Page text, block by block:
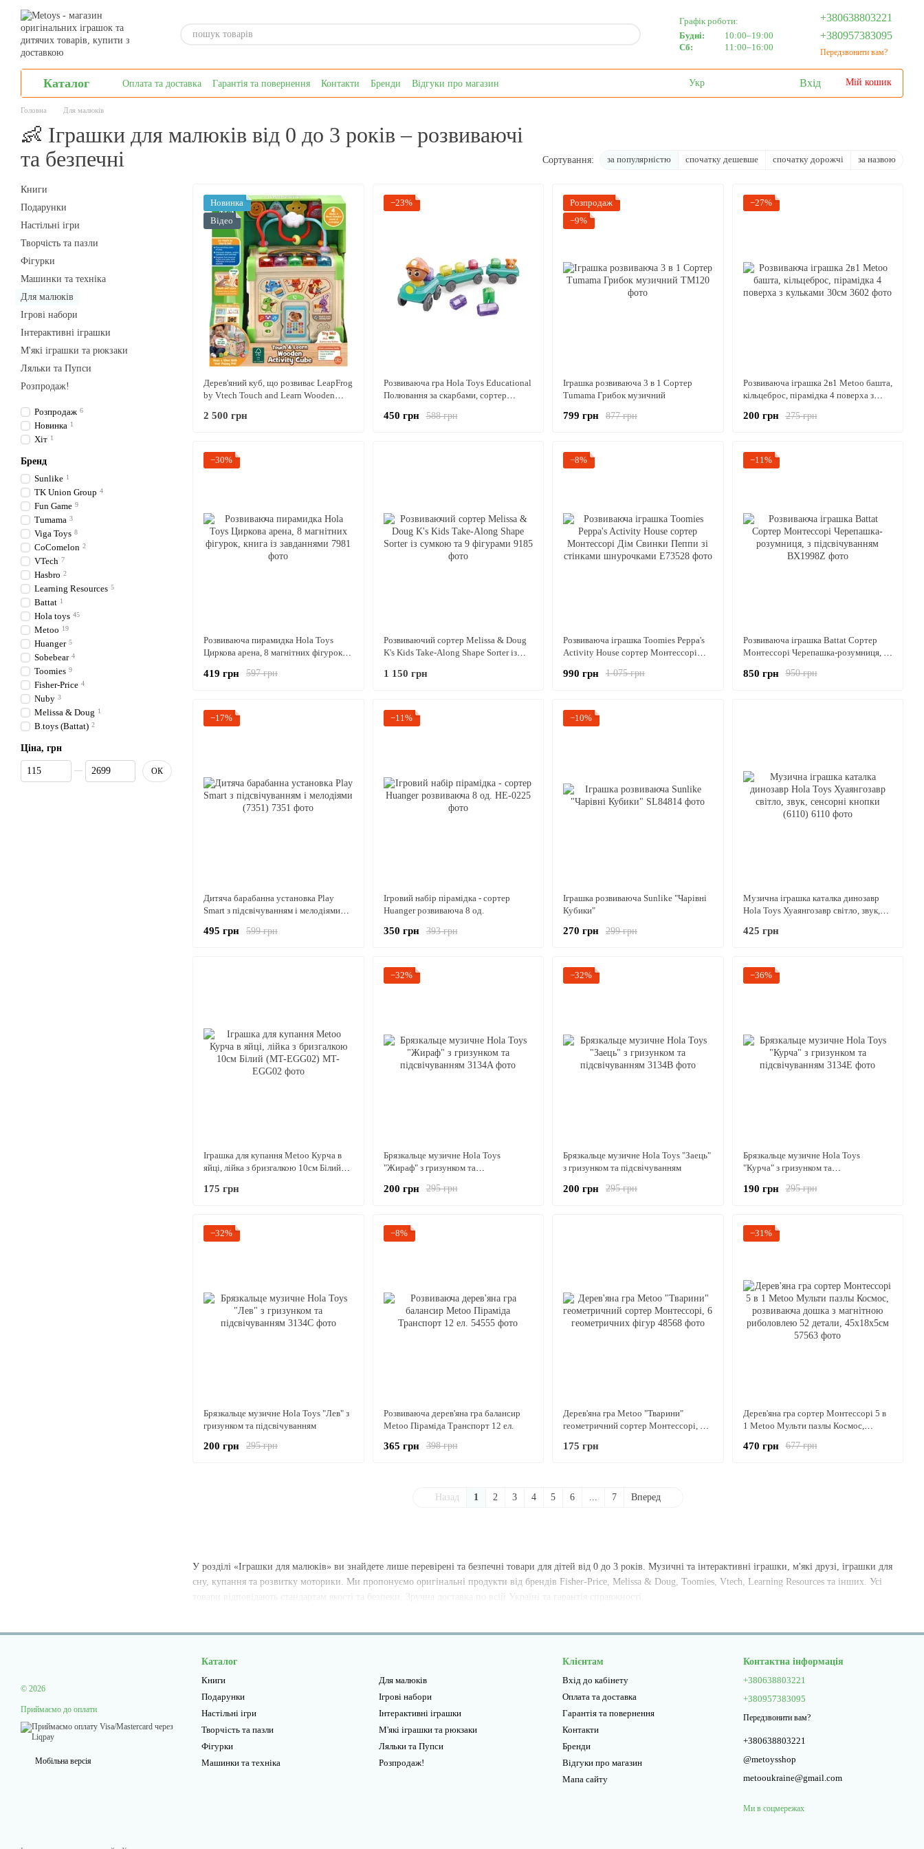
Перейти до основного контенту
Графік роботи:
Будні:
10:00–19:00
Сб:
11:00–16:00
+380638803221
+380957383095
Передзвонити вам?
Каталог Оплата та доставка Гарантiя та повернення Контакти Бренди Відгуки про магазин Укр Вхід Мій кошик
Головна Для малюків
👶 Іграшки для малюків від 0 до 3 років – розвиваючі
та безпечні
Сортування: за популярністю спочатку дешевше спочатку дорожчі за назвою
У розділі «Іграшки для малюків» ви знайдете лише перевірені та безпечні товари для дітей від 0 до 3 років. Музичні та інтерактивні іграшки, м'які друзі, іграшки для
сну, купання та розвитку моторики. Ми пропонуємо оригінальні продукти від брендів Fisher-Price, Melissa & Doug, Toomies, Vtech, Learning Resources та інших. Усі
товари відповідають стандартам якості та безпеки. Зручна доставка по всій Україні та гарантія справжності.
Новинка
Відео
Дерев'яний куб, що розвиває LeapFrog
by Vtech Touch and Learn Wooden
2 500 грн
−23%
Розвиваюча гра Hola Toys Educational
Полювання за скарбами, сортер
588 грн
450 грн
Розпродаж
−9%
Іграшка розвиваюча 3 в 1 Сортер
Tumama Грибок музичний
877 грн
799 грн
−27%
Розвиваюча іграшка 2в1 Metoo башта,
кільцеброс, пірамідка 4 поверха з
275 грн
200 грн
−30%
Розвиваюча пирамидка Hola Toys
Циркова арена, 8 магнітних фігурок,
597 грн
419 грн
Розвиваючий сортер Melissa & Doug
K's Kids Take-Along Shape Sorter із
1 150 грн
−8%
Розвиваюча іграшка Toomies Peppa's
Activity House сортер Монтессорі
шнурочками1 075 грн
990 грн
−11%
Розвиваюча іграшка Battat Сортер
Монтессорі Черепашка-розумниця, з
950 грн
850 грн
−17%
Дитяча барабанна установка Play
Smart з підсвічуванням і мелодіями
599 грн
495 грн
−11%
Ігровий набір пірамідка - сортер
Huanger розвиваюча 8 од.
393 грн
350 грн
−10%
Іграшка розвиваюча Sunlike "Чарівні
Кубики"
299 грн
270 грн
Музична іграшка каталка динозавр
Hola Toys Хуаянгозавр світло, звук,
425 грн
Іграшка для купання Metoo Курча в
яйці, лійка з бризгалкою 10см Білий
175 грн
−32%
Брязкальце музичне Hola Toys
"Жираф" з гризунком та
295 грн
200 грн
−32%
Брязкальце музичне Hola Toys "Заець"
з гризунком та підсвічуванням
295 грн
200 грн
−36%
Брязкальце музичне Hola Toys
"Курча" з гризунком та
295 грн
190 грн
−32%
Брязкальце музичне Hola Toys "Лев" з
гризунком та підсвічуванням
295 грн
200 грн
−8%
Розвиваюча дерев'яна гра балансир
Metoo Піраміда Транспорт 12 ел.
398 грн
365 грн
Дерев'яна гра Metoo "Тварини"
геометричний сортер Монтессорі, 6
175 грн
−31%
Дерев'яна гра сортер Монтессорі 5 в
1 Metoo Мульти пазлы Космос,
риболовлею 52 детали, 45х18х5см
677 грн
470 грн
Назад 1 2 3 4 5 6 7 Вперед
Книги
Подарунки
Настільні ігри
Творчiсть та пазли
Фігурки
Машинки та техніка
Для малюків
Ігрові набори
Інтерактивні іграшки
М'які іграшки та рюкзаки
Ляльки та Пупси
Розпродаж!
Розпродаж 6
Новинка 1
Хіт 1
Бренд
Sunlike 1
TK Union Group 4
Fun Game 9
Tumama 3
Viga Toys 8
CoComelon 2
VTech 7
Hasbro 2
Learning Resources 5
Battat 1
Hola toys 45
Metoo 19
Huanger 5
Sobebear 4
Toomies 9
Fisher-Price 4
Nuby 3
Melissa & Doug 1
B.toys (Battat) 2
Ціна, грн
Від Ціна, грн
До Ціна, грн
ОК
© 2026
Приймаємо до оплати
Мобільна версія
Каталог
Книги
Подарунки
Настільні ігри
Творчiсть та пазли
Фігурки
Машинки та техніка
Для малюків
Ігрові набори
Інтерактивні іграшки
М'які іграшки та рюкзаки
Ляльки та Пупси
Розпродаж!
Клієнтам
Вхід до кабінету
Оплата та доставка
Гарантiя та повернення
Контакти
Бренди
Відгуки про магазин
Мапа сайту
Контактна інформація
+380638803221
+380957383095
Передзвонити вам?
+380638803221
@metoysshop
metooukraine@gmail.com
Ми в соцмережах